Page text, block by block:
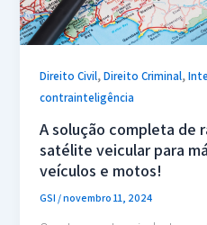
Direito Civil,Direito Criminal,
contrainteligência
A solução completa de
satélite veicular para
veículos e motos!
GSI /novembro 11, 2024